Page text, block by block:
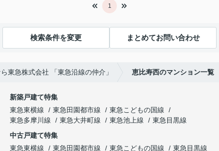
1
検索条件を変更 まとめてお問い合わせ
東急株式会社 「東急沿線の仲介」 恵比寿西のマンション一覧
新築戸建て特集
東急東横線
東急田園都市線
東急こどもの国線
東急多摩川線
東急大井町線 東急池上線
東急目黒線
中古戸建て特集
東急東横線
東急田園都市線 東急こどもの国線
東急目黒線